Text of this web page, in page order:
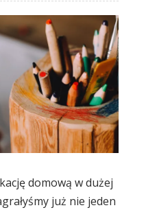
domową w dużej
już nie jeden